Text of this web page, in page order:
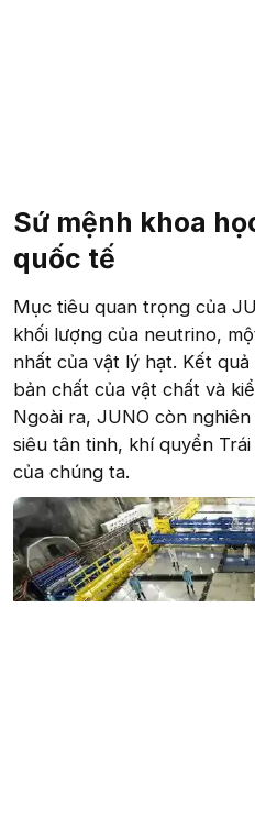
Sứ mệnh khoa
quốc tế​
Mục tiêu quan trọng của
khối lượng của neutrino,
nhất của vật lý hạt. Kết
bản chất của vật chất và
Ngoài ra, JUNO còn
siêu tân tinh, khí quyển
của chúng ta.